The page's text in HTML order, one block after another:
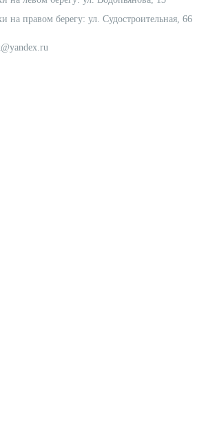
на правом берегу: ул. Судостроительная, 66